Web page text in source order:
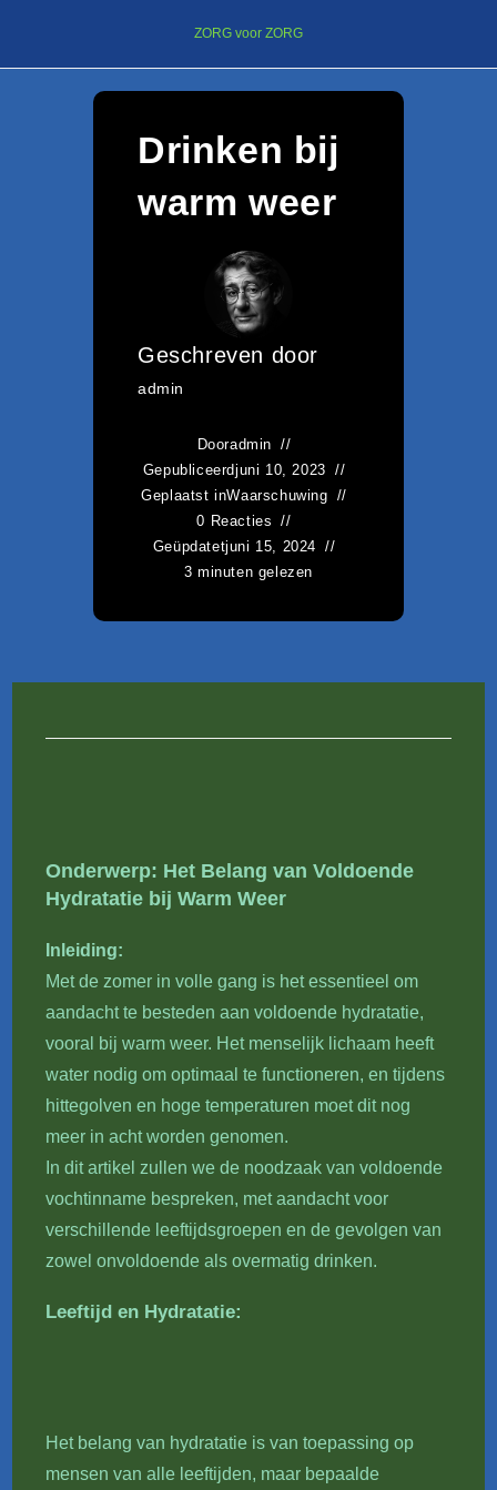
inhoud
ZORG voor ZORG
Drinken bij
warm weer
Geschreven door
admin
Dooradmin
Gepubliceerdjuni 10, 2023
Geplaatst inWaarschuwing
0 Reacties
Geüpdatetjuni 15, 2024
3 minuten gelezen
Onderwerp: Het Belang van Voldoende
Hydratatie bij Warm Weer
Inleiding:
Met de zomer in volle gang is het essentieel om
aandacht te besteden aan voldoende hydratatie,
vooral bij warm weer. Het menselijk lichaam heeft
water nodig om optimaal te functioneren, en tijdens
hittegolven en hoge temperaturen moet dit nog
meer in acht worden genomen.
In dit artikel zullen we de noodzaak van voldoende
vochtinname bespreken, met aandacht voor
verschillende leeftijdsgroepen en de gevolgen van
zowel onvoldoende als overmatig drinken.
Leeftijd en Hydratatie:
Het belang van hydratatie is van toepassing op
mensen van alle leeftijden, maar bepaalde